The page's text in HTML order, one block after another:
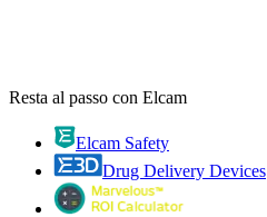
Resta al passo con Elcam
Elcam Safety
Drug Delivery Devices